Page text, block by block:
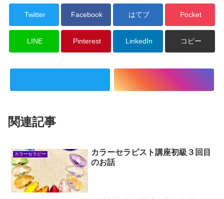
Twitter Facebook はてブ Pocket
LINE Pinterest LinkedIn コピー
関連記事
カラーセラピー
カラーセラピスト講座初級３回目
のお話